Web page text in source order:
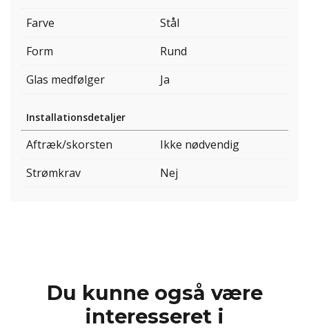
Farve
Stål
Form
Rund
Glas medfølger
Ja
Installationsdetaljer
Aftræk/skorsten
Ikke nødvendig
Strømkrav
Nej
Du kunne også være
interesseret i